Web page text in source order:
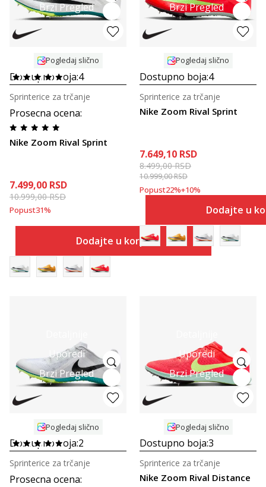
Brzi Pregled
Pogledaj slično
Dostupno boja:4
Prosecna ocena:
Nike Zoom Rival Sprint
Sprinterice za trčanje
7.499,00 RSD
10.999,00RSD
Popust31%
Dodajte u korpu
Brzi Pregled
Pogledaj slično
Dostupno boja:4
Nike Zoom Rival Sprint
Sprinterice za trčanje
7.649,10 RSD
8.499,00RSD
10.999,00RSD
Popust22%+10%
Dodajte u
Uporedi
Brzi Pregled
Pogledaj slično
Dostupno boja:2
Prosecna ocena:
Sprinterice za trčanje
Uporedi
Brzi Pregled
Pogledaj slično
Dostupno boja:3
Nike Zoom Rival Distance
Sprinterice za trčanje